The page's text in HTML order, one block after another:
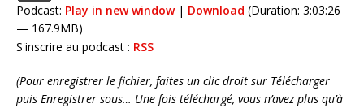
Podcast: Play in new window| Download (Duration: 3:03:26
— 167.9MB)
S'inscrire au podcast : RSS
(Pour enregistrer le fichier, faites un clic droit sur Télécharger
puis Enregistrer sous… Une fois téléchargé, vous n’avez plus qu’à